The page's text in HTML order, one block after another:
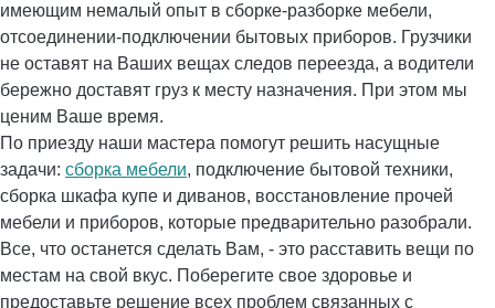
имеющим немалый опыт в сборке-разборке мебели,
отсоединении-подключении бытовых приборов. Грузчики
не оставят на Ваших вещах следов переезда, а водители
бережно доставят груз к месту назначения. При этом мы
ценим Ваше время.
По приезду наши мастера помогут решить насущные
задачи: сборка мебели, подключение бытовой техники,
сборка шкафа купе и диванов, восстановление прочей
мебели и приборов, которые предварительно разобрали.
Все, что останется сделать Вам, - это расставить вещи по
местам на свой вкус. Поберегите свое здоровье и
предоставьте решение всех проблем связанных с